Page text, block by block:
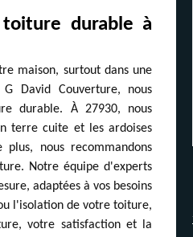
durable à
maison, surtout dans une
David Couverture, nous
durable. À 27930, nous
terre cuite et les ardoises
nous recommandons
Notre équipe d'experts
adaptées à vos besoins
l'isolation de votre toiture,
votre satisfaction et la